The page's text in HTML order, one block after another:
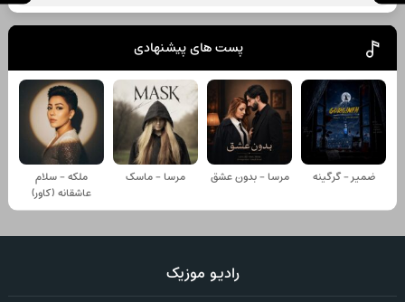
پست های پیشنهادی
ضمیر - گرگینه مرسا - بدون عشق مرسا - ماسک
ملکه - سلام
عاشقانه (کاور)
رادیو موزیک